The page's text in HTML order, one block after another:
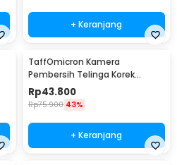
+ Keranjang
TaffOmicron Kamera
Pembersih Telinga Korek
Kuping Endoscope HD USB - EU-
0
Rp43.800
Rp75.900 43%
+ Keranjang